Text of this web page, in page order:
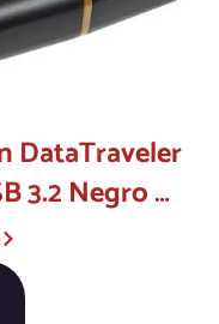
DataTraveler
3.2 Negro y